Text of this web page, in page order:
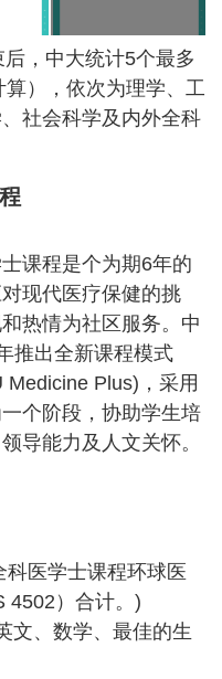
，中大统计5个最多
），依次为理学、工
社会科学及内外全科
课程是个为期6年的
现代医疗保健的挑
热情为社区服务。中
推出全新课程模式
Medicine Plus)，采用
个阶段，协助学生培
导能力及人文关怀。
医学士课程环球医
4502）合计。)
文、数学、最佳的生